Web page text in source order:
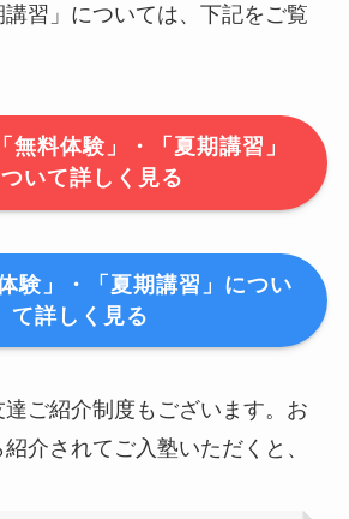
習」については、下記をご覧
無料体験」・「夏期講習」
いて詳しく見る
験」・「夏期講習」につい
て詳しく見る
ご紹介制度もございます。お
介されてご入塾いただくと、